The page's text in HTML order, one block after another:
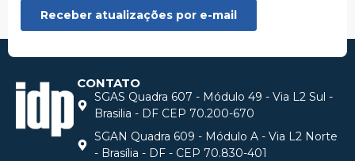
CONTATO
SGAS Quadra 607 - Módulo 49 - Via L2 Sul -
Brasilia - DF CEP 70.200-670
SGAN Quadra 609 - Módulo A - Via L2 Norte
- Brasília - DF - CEP 70.830-401